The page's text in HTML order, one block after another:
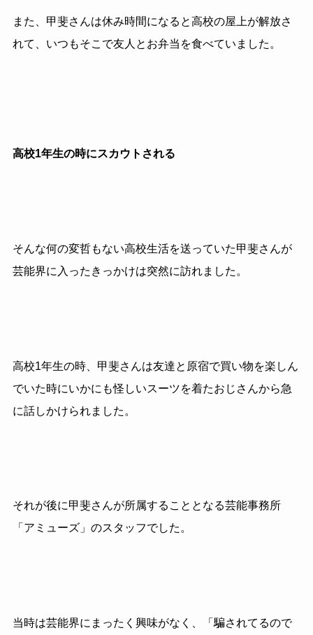
また、甲斐さんは休み時間になると高校の屋上が解放さ
れて、いつもそこで友人とお弁当を食べていました。
高校1年生の時にスカウトされる
そんな何の変哲もない高校生活を送っていた甲斐さんが
芸能界に入ったきっかけは突然に訪れました。
高校1年生の時、甲斐さんは友達と原宿で買い物を楽しん
でいた時にいかにも怪しいスーツを着たおじさんから急
に話しかけられました。
それが後に甲斐さんが所属することとなる芸能事務所
「アミューズ」のスタッフでした。
当時は芸能界にまったく興味がなく、「騙されてるので